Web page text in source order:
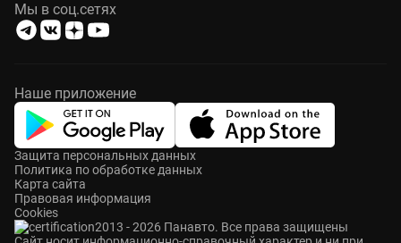
Мы в соц.сетях
Наше приложение
2013 - 2026 Панавто. Все права защищены
Защита персональных данных
Политика по обработке данных
Карта сайта
Правовая информация
Cookies